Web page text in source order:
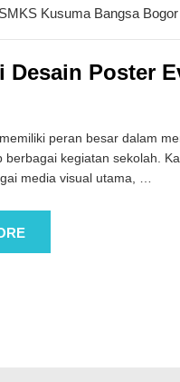
SMKS Kusuma Bangsa Bogor
Desain Poster
peran besar dalam
berbagai kegiatan sekolah.
media visual utama,